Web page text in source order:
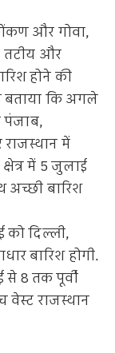
और गोवा,
तटीय और
होने की
बताया कि अगले
पंजाब,
राजस्थान में
में 5 जुलाई
बारिश
को दिल्ली,
बारिश होगी.
8 तक पूर्वी
राजस्थान